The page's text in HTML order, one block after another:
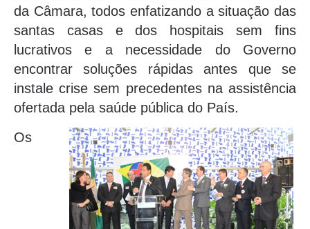
da Câmara, todos enfatizando a situação das
santas casas e dos hospitais sem fins
lucrativos e a necessidade do Governo
encontrar soluções rápidas antes que se
instale crise sem precedentes na assistência
ofertada pela saúde pública do País.
Os